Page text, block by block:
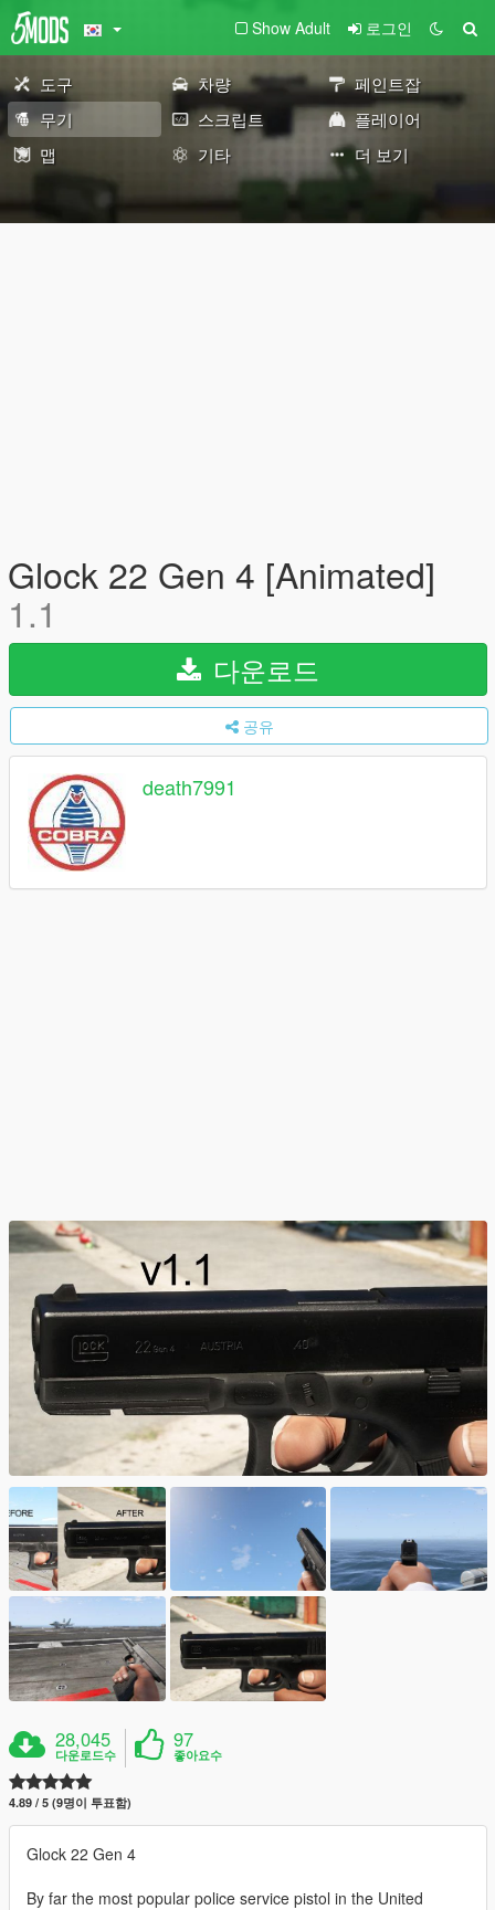
Show Adult 로그인
도구 차량
페인트잡
무기
스크립트
플레이어
맵
기타 더 보기
Glock 22 Gen 4 [Animated]
1.1
다운로드
공유
death7991
28,045
다운로드수
97
좋아요수
4.89 / 5 (9명이 투표함)
Glock 22 Gen 4
By far the most popular police service pistol in the United